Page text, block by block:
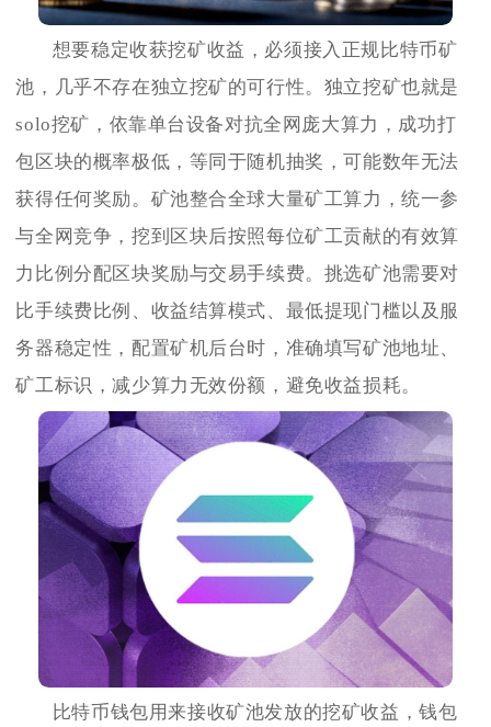
想要稳定收获挖矿收益，必须接入正规比特币矿
池，几乎不存在独立挖矿的可行性。独立挖矿也就是
solo挖矿，依靠单台设备对抗全网庞大算力，成功打
包区块的概率极低，等同于随机抽奖，可能数年无法
获得任何奖励。矿池整合全球大量矿工算力，统一参
与全网竞争，挖到区块后按照每位矿工贡献的有效算
力比例分配区块奖励与交易手续费。挑选矿池需要对
比手续费比例、收益结算模式、最低提现门槛以及服
务器稳定性，配置矿机后台时，准确填写矿池地址、
矿工标识，减少算力无效份额，避免收益损耗。
比特币钱包用来接收矿池发放的挖矿收益，钱包